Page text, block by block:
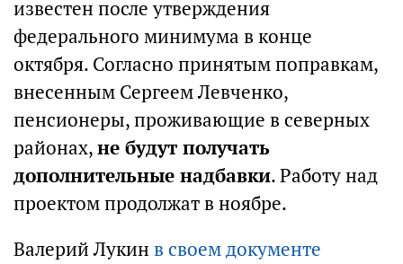
известен после утверждения
федерального минимума в конце
октября. Согласно принятым поправкам,
внесенным Сергеем Левченко,
пенсионеры, проживающие в северных
районах,не будут получать
дополнительные надбавки. Работу над
проектом продолжат в ноябре.
Валерий Лукин в своем документе